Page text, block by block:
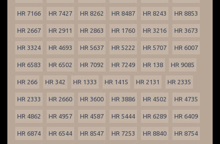
HR 7166 HR 7427 HR 8262 HR 8487 HR 8243 HR 8853
HR 2667 HR 2911 HR 2863 HR 1760 HR 3216 HR 3673
HR 3324 HR 4693 HR 5637 HR 5222 HR 5707 HR 6007
HR 6583 HR 6502 HR 7092 HR 7249 HR 138 HR 9085
HR 266 HR 342 HR 1333 HR 1415 HR 2131 HR 2335
HR 2333 HR 2660 HR 3600 HR 3886 HR 4502 HR 4735
HR 4862 HR 4957 HR 4587 HR 5444 HR 6289 HR 6409
HR 6874 HR 6544 HR 8547 HR 7253 HR 8840 HR 8754